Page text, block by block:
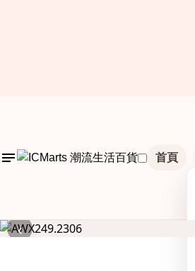
首頁
‹